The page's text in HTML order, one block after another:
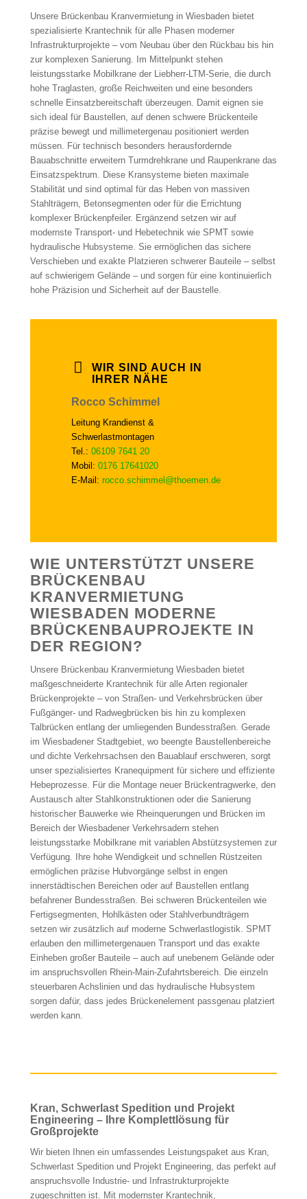
Unsere Brückenbau Kranvermietung in Wiesbaden bietet
spezialisierte Krantechnik für alle Phasen moderner
Infrastrukturprojekte – vom Neubau über den Rückbau bis hin
zur komplexen Sanierung. Im Mittelpunkt stehen
leistungsstarke Mobilkrane der Liebherr-LTM-Serie, die durch
hohe Traglasten, große Reichweiten und eine besonders
schnelle Einsatzbereitschaft überzeugen. Damit eignen sie
sich ideal für Baustellen, auf denen schwere Brückenteile
präzise bewegt und millimetergenau positioniert werden
müssen. Für technisch besonders herausfordernde
Bauabschnitte erweitern Turmdrehkrane und Raupenkrane das
Einsatzspektrum. Diese Kransysteme bieten maximale
Stabilität und sind optimal für das Heben von massiven
Stahlträgern, Betonsegmenten oder für die Errichtung
komplexer Brückenpfeiler. Ergänzend setzen wir auf
modernste Transport- und Hebetechnik wie SPMT sowie
hydraulische Hubsysteme. Sie ermöglichen das sichere
Verschieben und exakte Platzieren schwerer Bauteile – selbst
auf schwierigem Gelände – und sorgen für eine kontinuierlich
hohe Präzision und Sicherheit auf der Baustelle.
WIR SIND AUCH IN
IHRER NÄHE
Rocco Schimmel
Leitung Krandienst &
Schwerlastmontagen
Tel.: 06109 7641 20
Mobil: 0176 17641020
E-Mail: rocco.schimmel@thoemen.de
WIE UNTERSTÜTZT UNSERE
BRÜCKENBAU
KRANVERMIETUNG
WIESBADEN MODERNE
BRÜCKENBAUPROJEKTE IN
DER REGION?
Unsere Brückenbau Kranvermietung Wiesbaden bietet
maßgeschneiderte Krantechnik für alle Arten regionaler
Brückenprojekte – von Straßen- und Verkehrsbrücken über
Fußgänger- und Radwegbrücken bis hin zu komplexen
Talbrücken entlang der umliegenden Bundesstraßen. Gerade
im Wiesbadener Stadtgebiet, wo beengte Baustellenbereiche
und dichte Verkehrsachsen den Bauablauf erschweren, sorgt
unser spezialisiertes Kranequipment für sichere und effiziente
Hebeprozesse. Für die Montage neuer Brückentragwerke, den
Austausch alter Stahlkonstruktionen oder die Sanierung
historischer Bauwerke wie Rheinquerungen und Brücken im
Bereich der Wiesbadener Verkehrsadern stehen
leistungsstarke Mobilkrane mit variablen Abstützsystemen zur
Verfügung. Ihre hohe Wendigkeit und schnellen Rüstzeiten
ermöglichen präzise Hubvorgänge selbst in engen
innerstädtischen Bereichen oder auf Baustellen entlang
befahrener Bundesstraßen. Bei schweren Brückenteilen wie
Fertigsegmenten, Hohlkästen oder Stahlverbundträgern
setzen wir zusätzlich auf moderne Schwerlastlogistik. SPMT
erlauben den millimetergenauen Transport und das exakte
Einheben großer Bauteile – auch auf unebenem Gelände oder
im anspruchsvollen Rhein-Main-Zufahrtsbereich. Die einzeln
steuerbaren Achslinien und das hydraulische Hubsystem
sorgen dafür, dass jedes Brückenelement passgenau platziert
werden kann.
Kran, Schwerlast Spedition und Projekt
Engineering – Ihre Komplettlösung für
Großprojekte
Wir bieten Ihnen ein umfassendes Leistungspaket aus Kran,
Schwerlast Spedition und Projekt Engineering, das perfekt auf
anspruchsvolle Industrie- und Infrastrukturprojekte
zugeschnitten ist. Mit modernster Krantechnik,